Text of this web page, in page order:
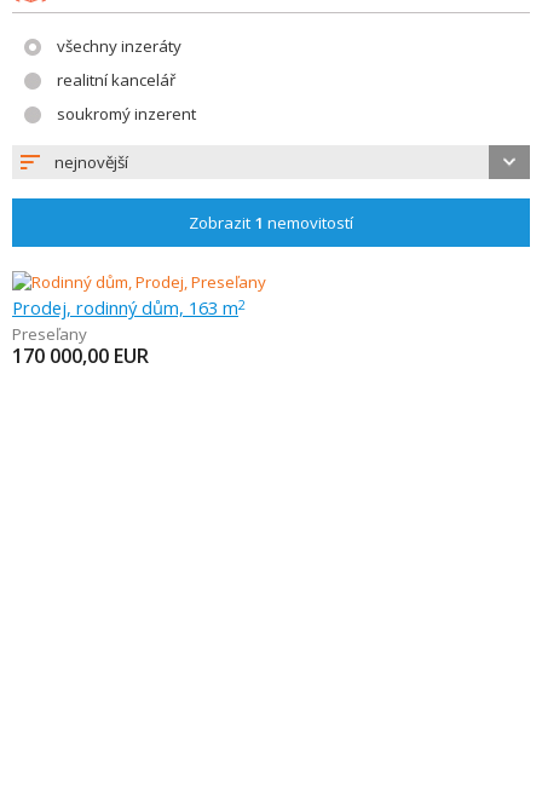
všechny inzeráty
realitní kancelář
soukromý inzerent
nejnovější
Zobrazit 1 nemovitostí
Prodej, rodinný dům, 163 m2
Preseľany
170 000,00 EUR